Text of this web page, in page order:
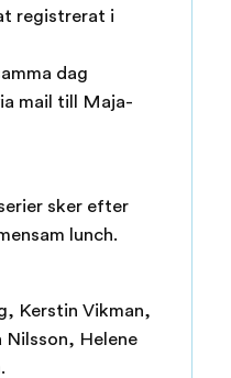
registrerat i
dag
mail till Maja-
sker efter
lunch.
Kerstin Vikman,
Nilsson, Helene